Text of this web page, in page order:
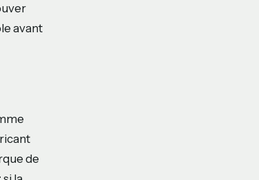
avant
de